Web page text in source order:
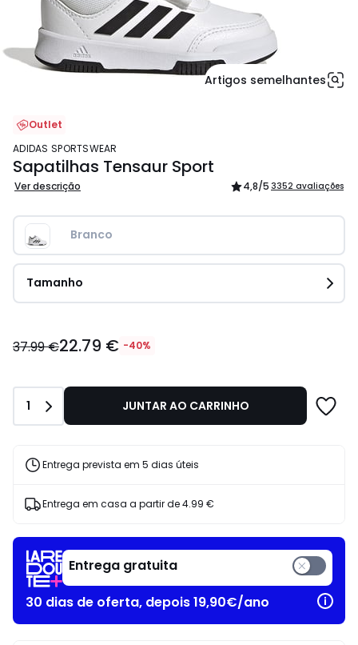
Artigos semelhantes
Outlet
ADIDAS SPORTSWEAR
Sapatilhas Tensaur Sport
Ver descrição 4,8/5 3352 avaliações
Branco
Tamanho
€
37.99
€
de
desconto
37.99 €22.79 € -40%
Quantidade
1 JUNTAR AO CARRINHO
Entrega prevista em 5 dias úteis
Entrega em casa a partir de4.99 €
Entrega gratuita
30 dias de oferta, depois 19,90€/ano